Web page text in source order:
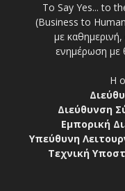
Το Say Yes... to
(Business to
με
ενημέρωση με
Η
Διεύθυνση
Εμπορική
Υπεύθυνη
Τεχνική